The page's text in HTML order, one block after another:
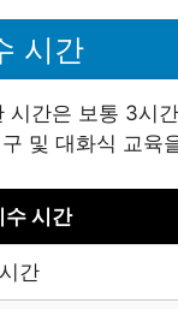
시간
시간은 보통 3시
및 대화식 교육
수 시간
간